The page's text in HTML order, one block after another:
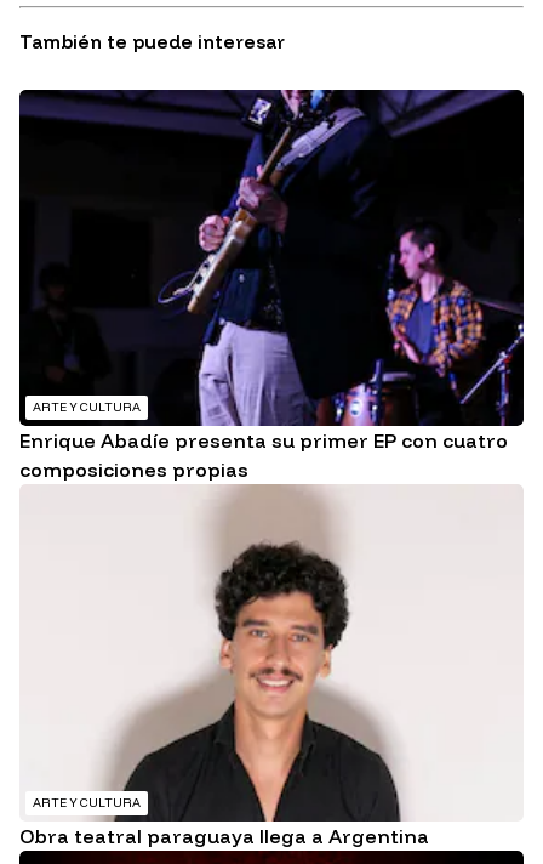
También te puede interesar
ARTE Y CULTURA
Enrique Abadíe presenta su primer EP con cuatro
composiciones propias
ARTE Y CULTURA
Obra teatral paraguaya llega a Argentina